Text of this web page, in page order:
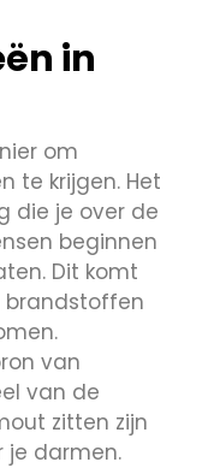
in
om
te krijgen. Het
die je over de
beginnen
Dit komt
brandstoffen
van
van de
zitten zijn
je darmen.